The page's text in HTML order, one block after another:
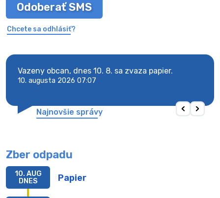
Odoberať SMS
Chcete sa odhlásiť?
Vazeny obcan, dnes 10. 8. sa zvaza papier.
10. augusta 2026 07:07
Najnovšie správy
Zber odpadu
Papier
10. AUG
DNES